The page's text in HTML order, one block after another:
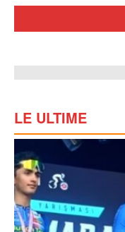
LE ULTIME